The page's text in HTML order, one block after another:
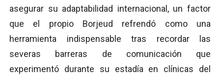
asegurar su adaptabilidad internacional, un factor
que el propio Borjeud refrendó como una
herramienta indispensable tras recordar las
severas barreras de comunicación que
experimentó durante su estadía en clínicas del